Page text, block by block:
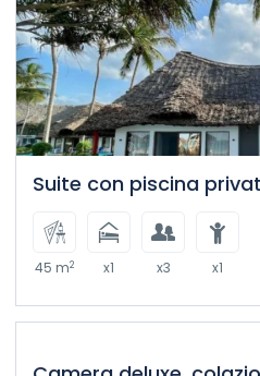
Suite con piscina
45 m2 x1 x3 x1